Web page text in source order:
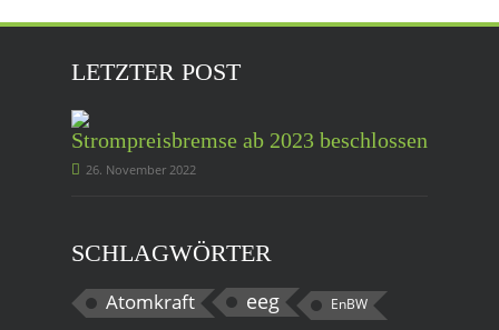
LETZTER POST
Strompreisbremse ab 2023 beschlossen
26. November 2022
SCHLAGWÖRTER
Atomkraft eeg EnBW